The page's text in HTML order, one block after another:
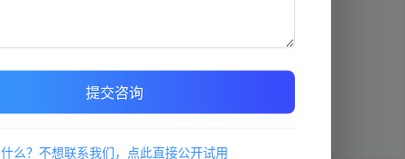
提交咨询
什么？不想联系我们，点此直接公开试用